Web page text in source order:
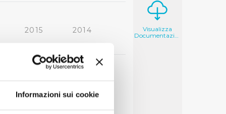
Informazioni sui cookie
2015
2014
Visualizza
Documentazione